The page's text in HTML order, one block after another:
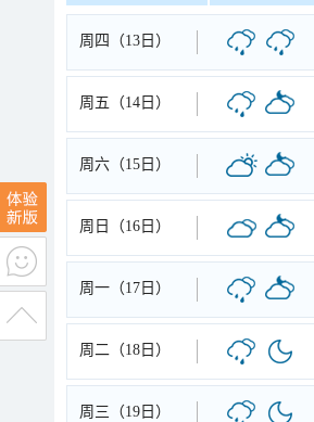
周四（13日）
周五（14日）
周六（15日）
周日（16日）
周一（17日）
周二（18日）
周三（19日）